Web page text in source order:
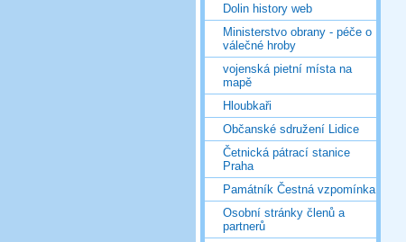
Dolin history web
Ministerstvo obrany - péče o
válečné hroby
vojenská pietní místa na
mapě
Hloubkaři
Občanské sdružení Lidice
Četnická pátrací stanice
Praha
Památník Čestná vzpomínka
Osobní stránky členů a
partnerů